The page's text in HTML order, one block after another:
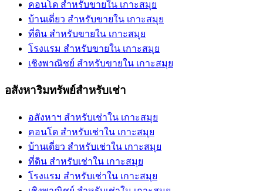
คอนโด สำหรับขายใน เกาะสมุย
บ้านเดี่ยว สำหรับขายใน เกาะสมุย
ที่ดิน สำหรับขายใน เกาะสมุย
โรงแรม สำหรับขายใน เกาะสมุย
เชิงพาณิชย์ สำหรับขายใน เกาะสมุย
อสังหาริมทรัพย์สำหรับเช่า
อสังหาฯ สำหรับเช่าใน เกาะสมุย
คอนโด สำหรับเช่าใน เกาะสมุย
บ้านเดี่ยว สำหรับเช่าใน เกาะสมุย
ที่ดิน สำหรับเช่าใน เกาะสมุย
โรงแรม สำหรับเช่าใน เกาะสมุย